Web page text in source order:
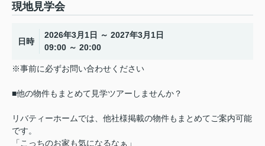
現地見学会
日時
2026年3月1日 ～ 2027年3月1日
09:00 ～ 20:00
※事前に必ずお問い合わせください
■他の物件もまとめて見学ツアーしませんか？
リバティーホームでは、他社様掲載の物件もまとめてご案内可能
です。
「こっちのお家も気になるなぁ」